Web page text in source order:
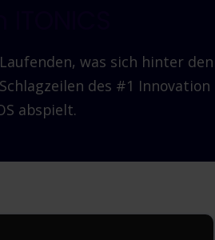
was sich hinter den
des #1 Innovation
abspielt.